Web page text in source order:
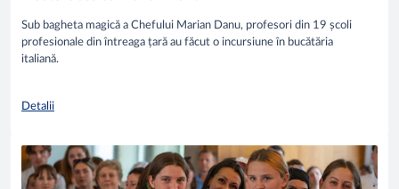
Sub bagheta magică a Chefului Marian Danu, profesori din 19 școli
profesionale din întreaga țară au făcut o incursiune în bucătăria
italiană.
Detalii